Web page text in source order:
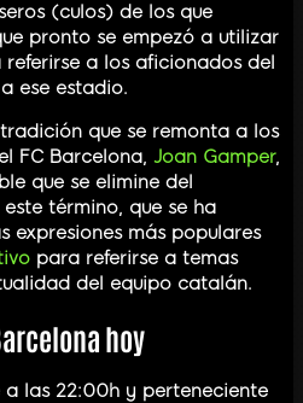
(culos) de los que
pronto se empezó a utilizar
a los aficionados del
ese estadio.
que se remonta a los
FC Barcelona, Joan Gamper,
que se elimine del
término, que se ha
expresiones más populares
para referirse a temas
del equipo catalán.
hoy
a las 22:00h y perteneciente